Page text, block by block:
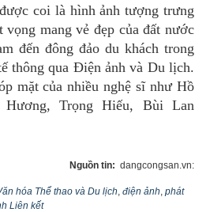
coi là hình ảnh tượng trưng
mang vẻ đẹp của đất nước
đến đông đảo du khách trong
thông qua Điện ảnh và Du lịch.
mặt của nhiều nghệ sĩ như Hồ
Trọng Hiếu, Bùi Lan
Nguồn tin: dangcongsan.vn:
hóa Thể thao và Du lịch, điện ảnh, phát
Liên kết